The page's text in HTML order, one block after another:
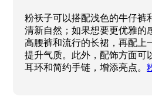
粉袄子可以搭配浅色的牛仔裤
清新自然；如果想要更优雅的
高腰裤和流行的长裙，再配上
提升气质。此外，配饰方面可
耳环和简约手链，增添亮点。